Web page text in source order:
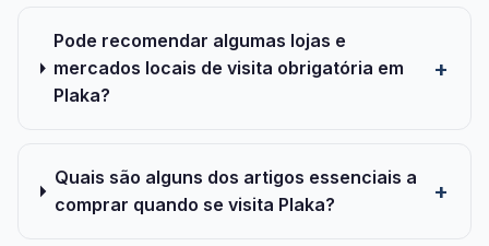
Pode recomendar algumas lojas e
mercados locais de visita obrigatória em
Plaka?
Quais são alguns dos artigos essenciais a
comprar quando se visita Plaka?